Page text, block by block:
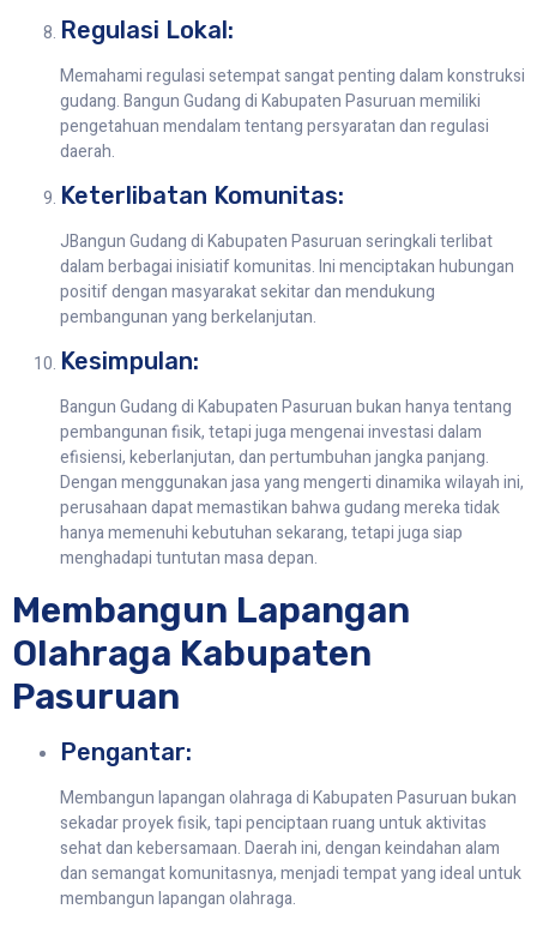
Regulasi Lokal:
Memahami regulasi setempat sangat penting dalam konstruksi
gudang. Bangun Gudang di Kabupaten Pasuruan memiliki
pengetahuan mendalam tentang persyaratan dan regulasi
daerah.
Keterlibatan Komunitas:
JBangun Gudang di Kabupaten Pasuruan seringkali terlibat
dalam berbagai inisiatif komunitas. Ini menciptakan hubungan
positif dengan masyarakat sekitar dan mendukung
pembangunan yang berkelanjutan.
Kesimpulan:
Bangun Gudang di Kabupaten Pasuruan bukan hanya tentang
pembangunan fisik, tetapi juga mengenai investasi dalam
efisiensi, keberlanjutan, dan pertumbuhan jangka panjang.
Dengan menggunakan jasa yang mengerti dinamika wilayah ini,
perusahaan dapat memastikan bahwa gudang mereka tidak
hanya memenuhi kebutuhan sekarang, tetapi juga siap
menghadapi tuntutan masa depan.
Membangun Lapangan
Olahraga Kabupaten
Pasuruan
Pengantar:
Membangun lapangan olahraga di Kabupaten Pasuruan bukan
sekadar proyek fisik, tapi penciptaan ruang untuk aktivitas
sehat dan kebersamaan. Daerah ini, dengan keindahan alam
dan semangat komunitasnya, menjadi tempat yang ideal untuk
membangun lapangan olahraga.